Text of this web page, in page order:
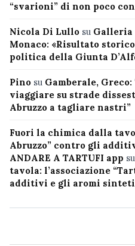
“svarioni” di non poco
Nicola Di Lullo su Galleria
Monaco: «Risultato
politica della Giunta
Pino su Gamberale,
viaggiare su strade
Abruzzo a tagliare nastri”
Fuori la chimica dalla
Abruzzo” contro gli
ANDARE A TARTUFI app su
tavola: l’associazione
additivi e gli aromi